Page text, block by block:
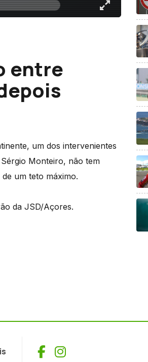
entre
um dos intervenientes
Monteiro, não tem
um teto máximo.
da JSD/Açores.
Facebook
Instagram